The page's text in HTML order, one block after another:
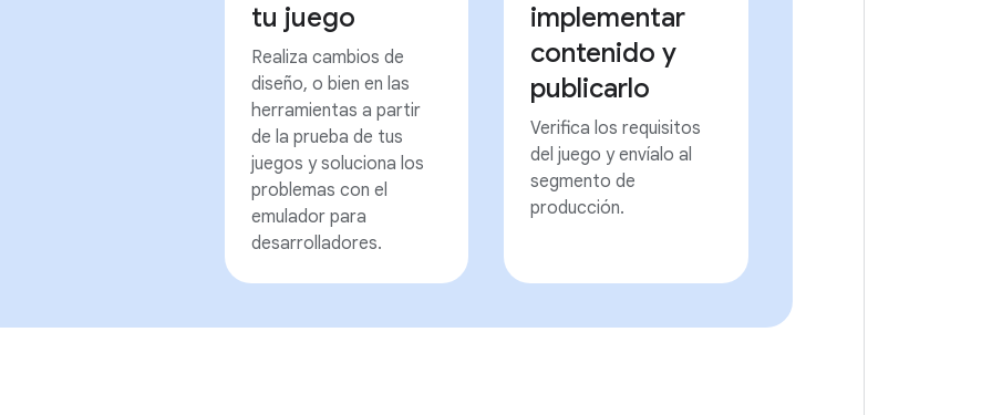
tu juego
Realiza cambios de
diseño, o bien en las
herramientas a partir
de la prueba de tus
juegos y soluciona los
problemas con el
emulador para
desarrolladores.
implementar
contenido y
publicarlo
Verifica los requisitos
del juego y envíalo al
segmento de
producción.